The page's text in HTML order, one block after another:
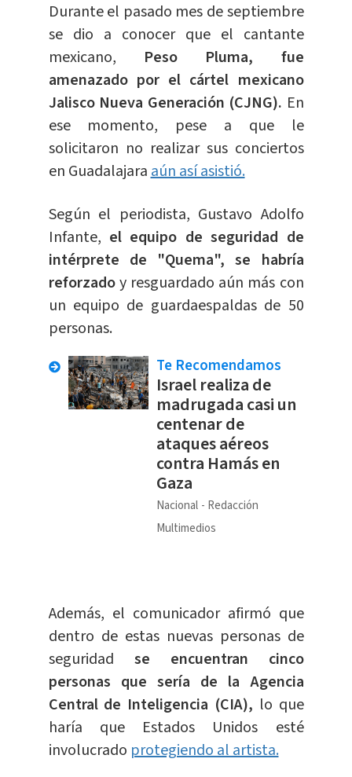
Durante el pasado mes de septiembre
se dio a conocer que el cantante
mexicano, Peso Pluma, fue
amenazado por el cártel mexicano
Jalisco Nueva Generación (CJNG). En
ese momento, pese a que le
solicitaron no realizar sus conciertos
en Guadalajaraaún así asistió.
Según el periodista, Gustavo Adolfo
Infante, el equipo de seguridad de
intérprete de "Quema", se habría
reforzadoy resguardado aún más con
un equipo de guardaespaldas de 50
personas.
Te Recomendamos
Israel realiza de
madrugada casi un
centenar de
ataques aéreos
contra Hamás en
Gaza
Nacional
Redacción
Multimedios
Además, el comunicador afirmó que
dentro de estas nuevas personas de
seguridad se encuentran cinco
personas que sería de la Agencia
Central de Inteligencia (CIA), lo que
haría que Estados Unidos esté
involucrado protegiendo al artista.